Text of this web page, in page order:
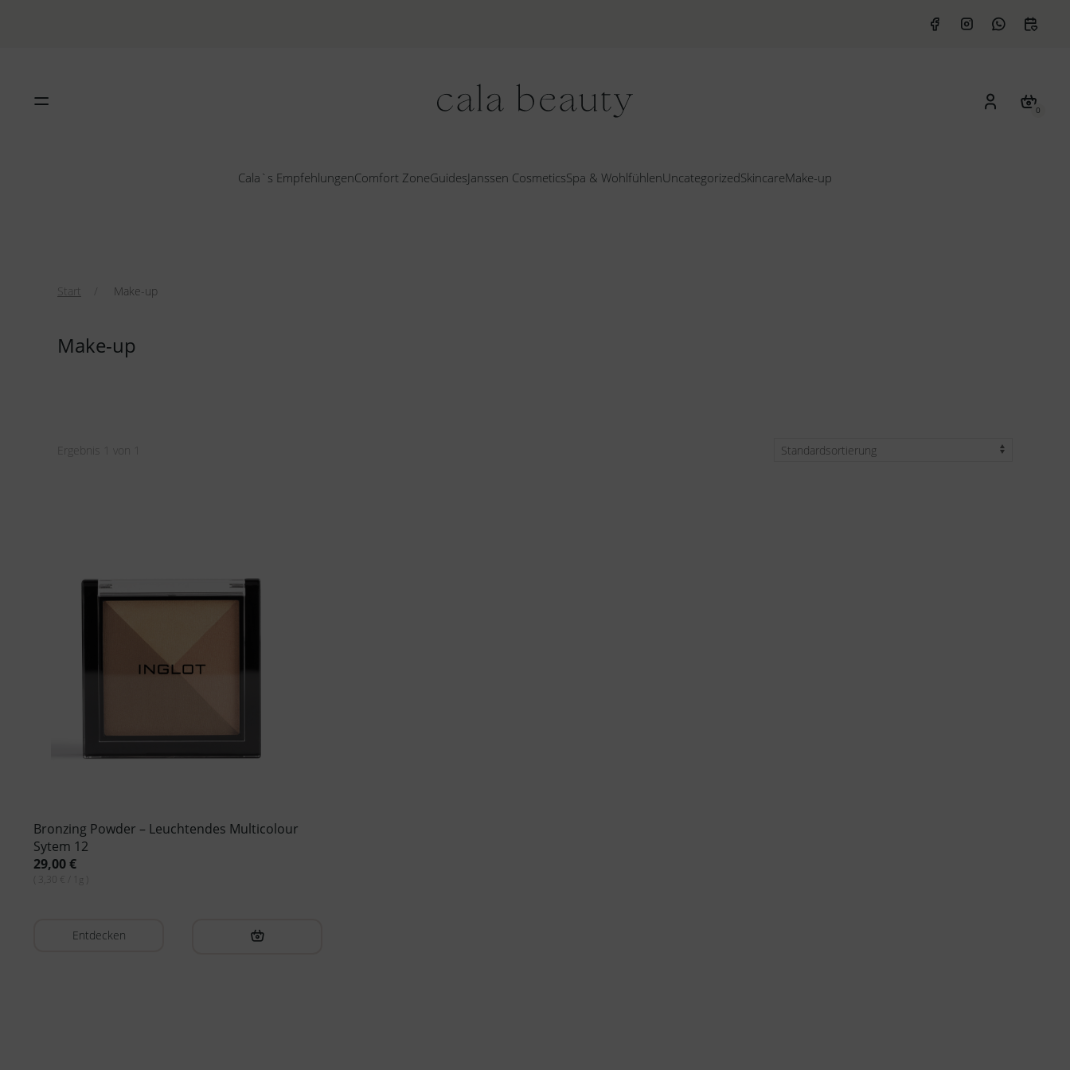
0
Cala`s EmpfehlungenComfort ZoneGuidesJanssen CosmeticsSpa & WohlfühlenUncategorizedSkincareMake-up
Start Make-up
Make-up
Ergebnis 1 von 1
Bronzing Powder – Leuchtendes Multicolour
Sytem 12
29,00€
( 3,30 € / 1g )
Entdecken